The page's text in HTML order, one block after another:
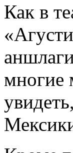
Как в
многие